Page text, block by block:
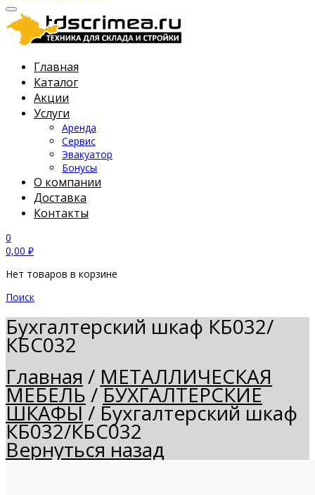
Главная
Каталог
Акции
Услуги
Аренда
Сервис
Эвакуатор
Бонусы
О компании
Доставка
Контакты
0
0,00 ₽
Нет товаров в корзине
Поиск
Бухгалтерский шкаф КБ032/
КБС032
Главная / МЕТАЛЛИЧЕСКАЯ
МЕБЕЛЬ /БУХГАЛТЕРСКИЕ
ШКАФЫ/ Бухгалтерский шкаф
КБ032/КБС032
Вернуться назад